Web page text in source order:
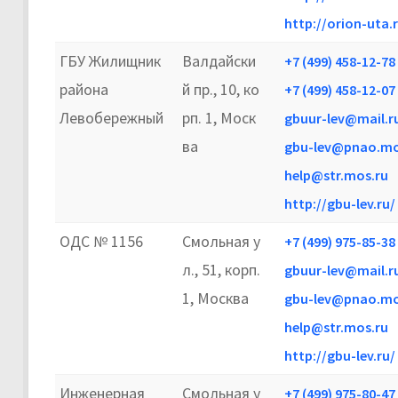
http://orion-
ГБУ Жилищник
района
Левобережный
Валдайски
й пр., 10, ко
рп. 1, Моск
ва
+7 (499) 458-12-78
+7 (499) 458-12-07
gbuur-
gbu-
help@str.mos.ru
http://gbu-lev.ru/
ОДС № 1156
Смольная у
л., 51, корп.
1, Москва
+7 (499) 975-85-38
gbuur-
gbu-
help@str.mos.ru
http://gbu-lev.ru/
Инженерная
Смольная у
+7 (499) 975-80-47